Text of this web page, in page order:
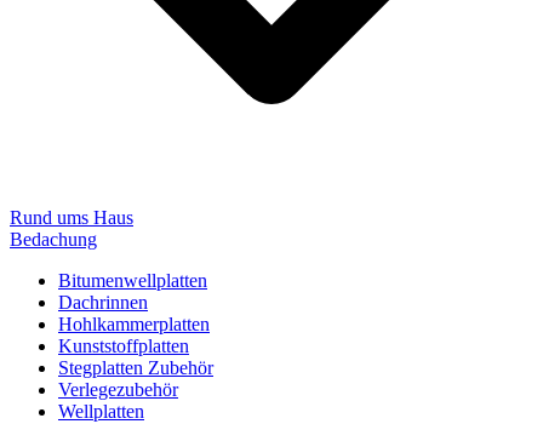
Rund ums Haus
Bedachung
Bitumenwellplatten
Dachrinnen
Hohlkammerplatten
Kunststoffplatten
Stegplatten Zubehör
Verlegezubehör
Wellplatten